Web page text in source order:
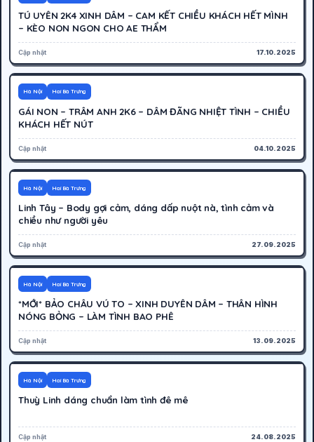
TÚ UYÊN 2K4 XINH DÂM – CAM KẾT CHIỀU KHÁCH HẾT MÌNH
– KÈO NON NGON CHO AE THẨM
Cập nhật 17.10.2025
400K
Hà Nội Hai Bà Trưng
GÁI NON – TRÂM ANH 2K6 – DÂM ĐÃNG NHIỆT TÌNH – CHIỀU
KHÁCH HẾT NÚT
Cập nhật 04.10.2025
Hà Nội Hai Bà Trưng
Linh Tây – Body gợi cảm, dáng dấp nuột nà, tình cảm và
chiều như người yêu
Cập nhật 27.09.2025
Hà Nội Hai Bà Trưng
*MỚI* BẢO CHÂU VÚ TO – XINH DUYÊN DÂM – THÂN HÌNH
NÓNG BỎNG – LÀM TÌNH BAO PHÊ
Cập nhật 13.09.2025
Hà Nội Hai Bà Trưng
Thuỳ Linh dáng chuẩn làm tình đê mê
Cập nhật 24.08.2025